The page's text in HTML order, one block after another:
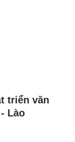
triển văn
Lào